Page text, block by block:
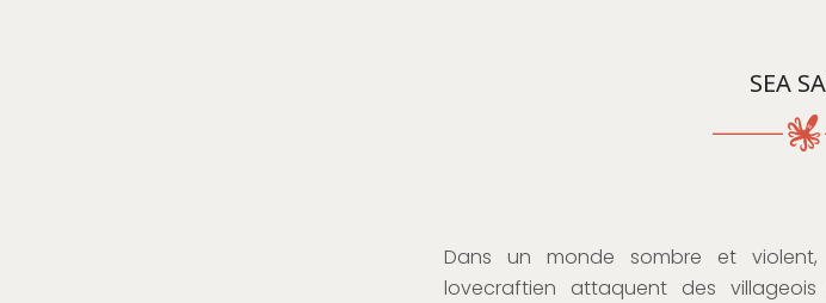
SEA
Dans un monde sombre et violent,
lovecraftien attaquent des